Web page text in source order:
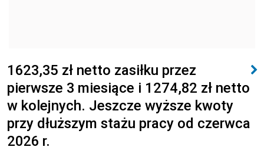
1623,35 zł netto zasiłku przez
pierwsze 3 miesiące i 1274,82 zł netto
w kolejnych. Jeszcze wyższe kwoty
przy dłuższym stażu pracy od czerwca
2026 r.